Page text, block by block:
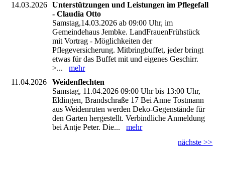
14.03.2026
Unterstützungen und Leistungen im Pflegefall
- Claudia Otto
Samstag,14.03.2026 ab 09:00 Uhr, im
Gemeindehaus Jembke. LandFrauenFrühstück
mit Vortrag - Möglichkeiten der
Pflegeversicherung. Mitbringbuffet, jeder bringt
etwas für das Buffet mit und eigenes Geschirr.
>...mehr
11.04.2026
Weidenflechten
Samstag, 11.04.2026 09:00 Uhr bis 13:00 Uhr,
Eldingen, Brandschraße 17 Bei Anne Tostmann
aus Weidenruten werden Deko-Gegenstände für
den Garten hergestellt. Verbindliche Anmeldung
bei Antje Peter. Die...mehr
nächste >>